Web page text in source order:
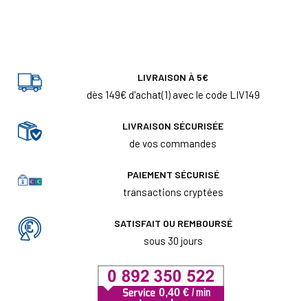
LIVRAISON À 5€
dès 149€ d'achat(1) avec le code LIV149
LIVRAISON SÉCURISÉE
de vos commandes
PAIEMENT SÉCURISÉ
transactions cryptées
SATISFAIT OU REMBOURSÉ
sous 30 jours